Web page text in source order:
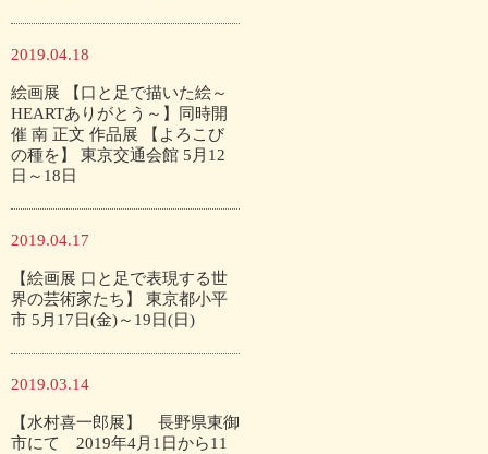
2019.04.18
絵画展 【口と足で描いた絵～
HEARTありがとう～】同時開
催 南 正文 作品展 【よろこび
の種を】 東京交通会館 5月12
日～18日
2019.04.17
【絵画展 口と足で表現する世
界の芸術家たち】 東京都小平
市 5月17日(金)～19日(日)
2019.03.14
【水村喜一郎展】 長野県東御
市にて 2019年4月1日から11